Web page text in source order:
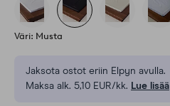
Väri: Musta
Jaksota ostot eriin Elpyn avulla.
Maksa alk. 5,10 EUR/kk. Lue lisää